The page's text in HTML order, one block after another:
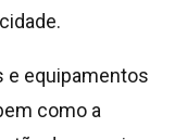
e equipamentos
como a